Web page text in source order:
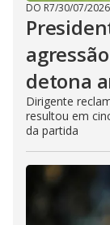
DO R7/30/07/2026
detona
Dirigente
resultou em
da partida